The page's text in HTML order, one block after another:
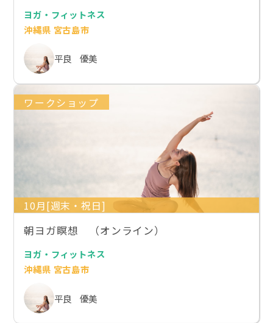
ヨガ・フィットネス
沖縄県 宮古島市
平良 優美
ワークショップ
10月[週末・祝日]
朝ヨガ瞑想 （オンライン）
ヨガ・フィットネス
沖縄県 宮古島市
平良 優美